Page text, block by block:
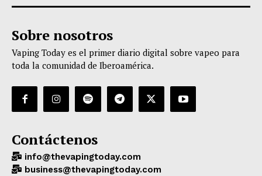
Sobre nosotros
Vaping Today es el primer diario digital sobre vapeo para
toda la comunidad de Iberoamérica.
Contáctenos
info@thevapingtoday.com
business@thevapingtoday.com